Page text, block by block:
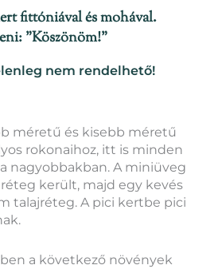
fittóniával és mohával.
"Köszönöm!"
nem rendelhető!
méretű és kisebb méretű
rokonaihoz, itt is minden
nagyobbakban. A miniüveg
került, majd egy kevés
talajréteg. A pici kertbe pici
a következő növények